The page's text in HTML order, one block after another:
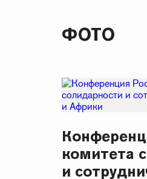
ФОТО
комитета
и